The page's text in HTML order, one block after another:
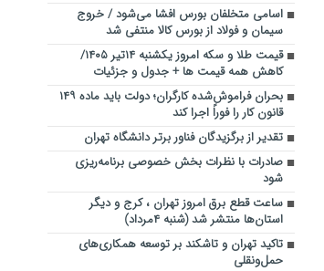
اسامی متخلفان بورس افشا می‌شود / خروج
سیمان و فولاد از بورس کالا منتفی شد
قیمت طلا و سکه امروز یکشنبه ۱۴تیر ۱۴۰۵/
کاهش همه قیمت ها + جدول و جزئیات
بحران فراموش‌شده کارگران؛ دولت باید ماده ۱۴۹
قانون کار را فوراً اجرا کند
تقدیر از برگزیدگان فناور برتر دانشگاه تهران
صادرات با نظرات بخش خصوصی برنامه‌ریزی
شود
ساعت قطع برق امروز تهران ، کرج و دیگر
استان‌ها منتشر شد (شنبه ۴مرداد)
تاکید تهران و تاشکند بر توسعه همکاری‌های
حمل‌ونقلی